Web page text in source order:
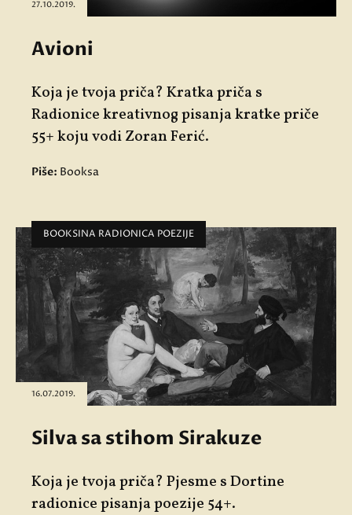
27.10.2019.
Avioni
Koja je tvoja priča? Kratka priča s
Radionice kreativnog pisanja kratke priče
55+ koju vodi Zoran Ferić.
Piše: Booksa
BOOKSINA RADIONICA POEZIJE
16.07.2019.
Silva sa stihom Sirakuze
Koja je tvoja priča? Pjesme s Dortine
radionice pisanja poezije 54+.